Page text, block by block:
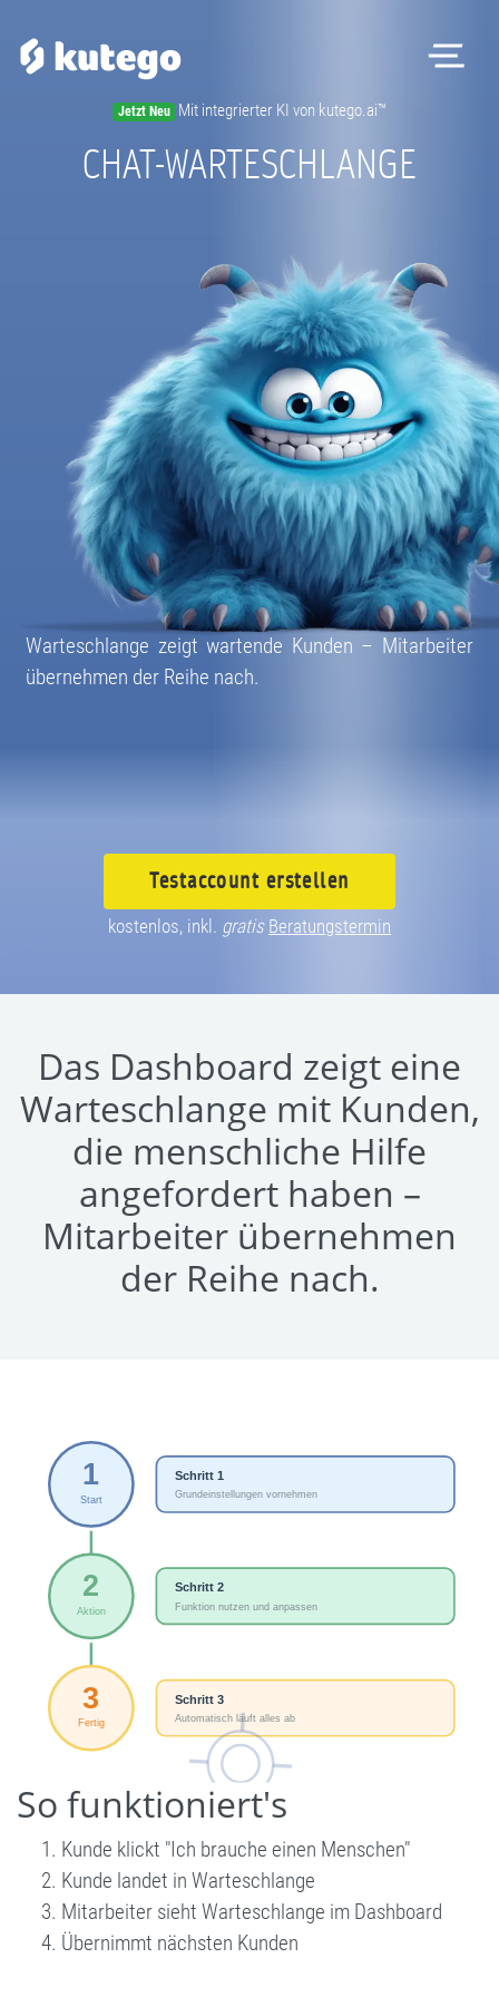
Jetzt Neu Mit integrierter KI von kutego.ai™
CHAT-WARTESCHLANGE
Warteschlange zeigt wartende Kunden – Mitarbeiter
übernehmen der Reihe nach.
Testaccount erstellen
kostenlos, inkl. gratis Beratungstermin
Das Dashboard zeigt eine
Warteschlange mit Kunden,
die menschliche Hilfe
angefordert haben –
Mitarbeiter übernehmen
der Reihe nach.
So funktioniert's
Kunde klickt "Ich brauche einen Menschen"
Kunde landet in Warteschlange
Mitarbeiter sieht Warteschlange im Dashboard
Übernimmt nächsten Kunden
Software
Hardware
Kontakt
Magazin
Registrieren
Beratungstermin
08004003055